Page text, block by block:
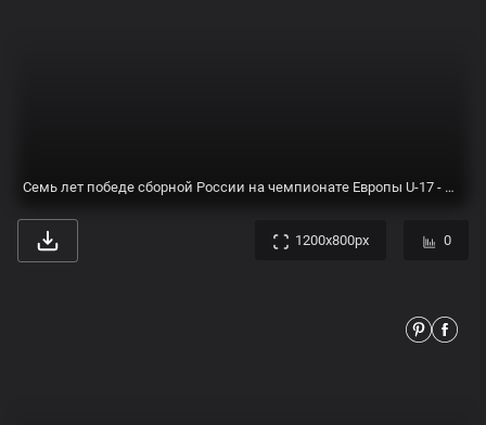
Семь лет победе сборной России на чемпионате Европы U-17 - Российский футбольный союз
1200x800px 0